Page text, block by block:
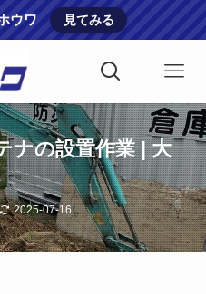
ウワ 見てみる
ナの設置作業 | 大
2025-07-16